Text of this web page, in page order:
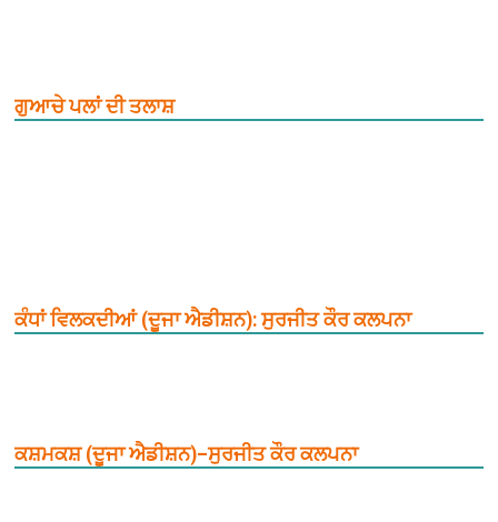
ਗੁਆਚੇ ਪਲਾਂ ਦੀ ਤਲਾਸ਼
ਕੰਧਾਂ ਵਿਲਕਦੀਆਂ (ਦੂਜਾ ਐਡੀਸ਼ਨ): ਸੁਰਜੀਤ ਕੌਰ ਕਲਪਨਾ
ਕਸ਼ਮਕਸ਼ (ਦੂਜਾ ਐਡੀਸ਼ਨ)–ਸੁਰਜੀਤ ਕੌਰ ਕਲਪਨਾ